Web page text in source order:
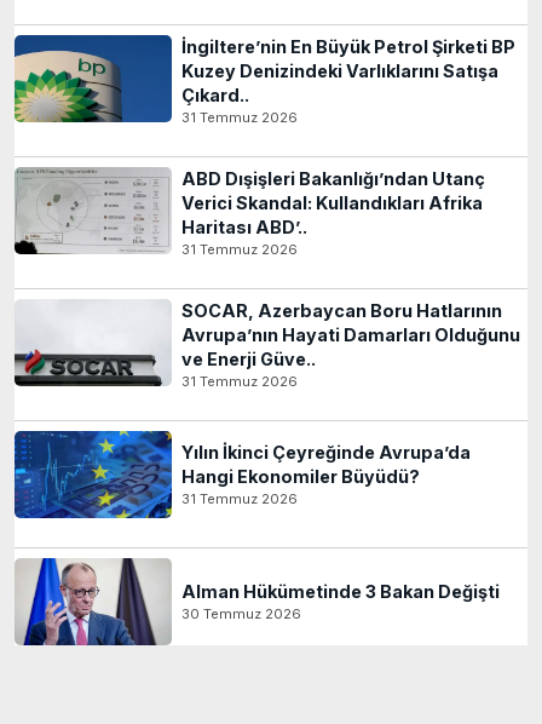
İngiltere’nin En Büyük Petrol Şirketi BP
Kuzey Denizindeki Varlıklarını Satışa
Çıkard..
31 Temmuz 2026
ABD Dışişleri Bakanlığı’ndan Utanç
Verici Skandal: Kullandıkları Afrika
Haritası ABD’..
31 Temmuz 2026
SOCAR, Azerbaycan Boru Hatlarının
Avrupa’nın Hayati Damarları Olduğunu
ve Enerji Güve..
31 Temmuz 2026
Yılın İkinci Çeyreğinde Avrupa’da
Hangi Ekonomiler Büyüdü?
31 Temmuz 2026
Alman Hükümetinde 3 Bakan Değişti
30 Temmuz 2026